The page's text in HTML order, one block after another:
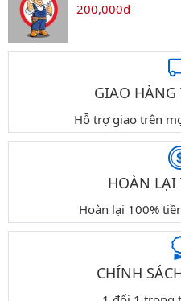
200,000đ
GIAO HÀNG
Hỗ trợ giao trên
HOÀN LẠI
Hoàn lại 100%
CHÍNH